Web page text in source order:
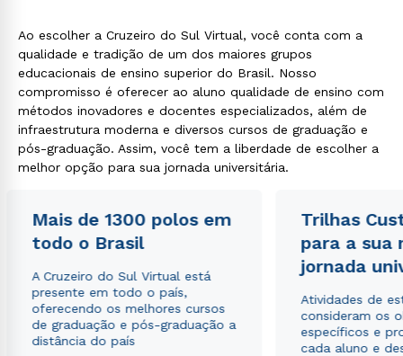
Ao escolher a Cruzeiro do Sul Virtual, você conta com a
qualidade e tradição de um dos maiores grupos
educacionais de ensino superior do Brasil. Nosso
compromisso é oferecer ao aluno qualidade de ensino com
métodos inovadores e docentes especializados, além de
infraestrutura moderna e diversos cursos de graduação e
pós-graduação. Assim, você tem a liberdade de escolher a
melhor opção para sua jornada universitária.
Mais de 1300 polos em
todo o Brasil
A Cruzeiro do Sul Virtual está
presente em todo o país,
oferecendo os melhores cursos
de graduação e pós-graduação a
distância do país
Trilhas
para a sua
jornada
Atividades de
consideram os
específicos e
cada aluno e